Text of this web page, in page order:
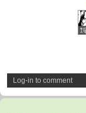
16
Log-in to comment